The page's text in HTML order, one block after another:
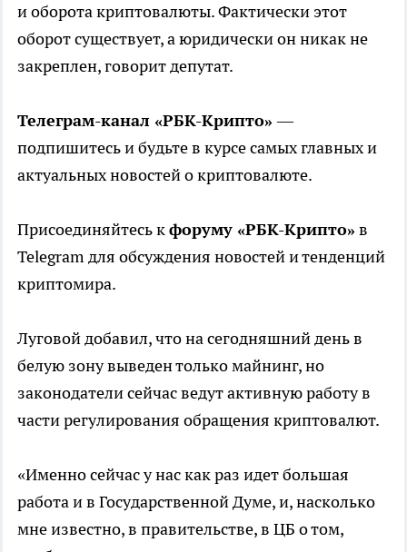
и оборота криптовалюты. Фактически этот
оборот существует, а юридически он никак не
закреплен, говорит депутат.
Телеграм-канал «РБК-Крипто»—
подпишитесь и будьте в курсе самых главных и
актуальных новостей о криптовалюте.
Присоединяйтесь кфоруму «РБК-Крипто» в
Telegram для обсуждения новостей и тенденций
криптомира.
Луговой добавил, что на сегодняшний день в
белую зону выведен только майнинг, но
законодатели сейчас ведут активную работу в
части регулирования обращения криптовалют.
«Именно сейчас у нас как раз идет большая
работа и в Государственной Думе, и, насколько
мне известно, в правительстве, в ЦБ о том,